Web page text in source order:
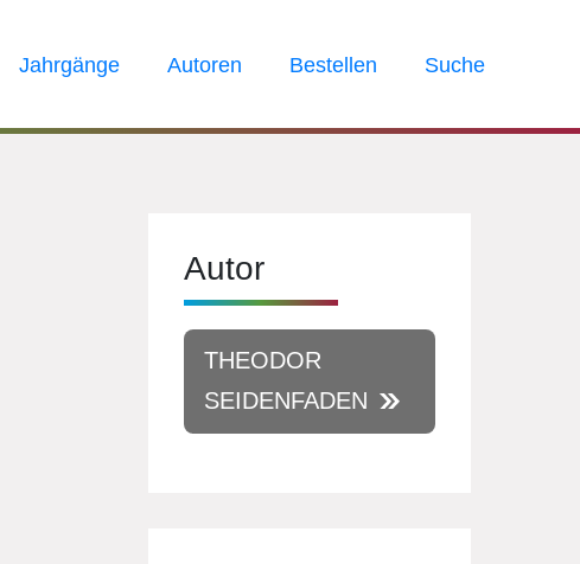
Jahrgänge Autoren Bestellen Suche
Autor
THEODOR
SEIDENFADEN